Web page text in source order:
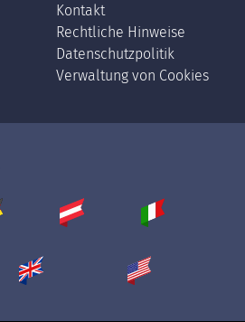
Kontakt
Rechtliche Hinweise
Datenschutzpolitik
Verwaltung von Cookies